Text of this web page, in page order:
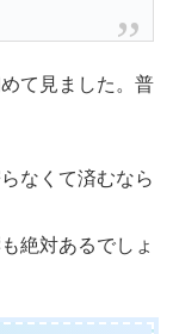
て見ました。普
なくて済むなら
絶対あるでしょ